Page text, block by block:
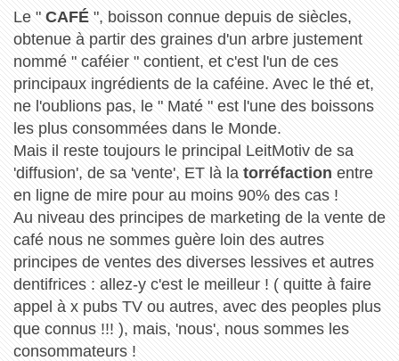
Le " CAFÉ", boisson connue depuis de siècles,
obtenue à partir des graines d'un arbre justement
nommé " caféier " contient, et c'est l'un de ces
principaux ingrédients de la caféine. Avec le thé et,
ne l'oublions pas, le " Maté " est l'une des boissons
les plus consommées dans le Monde.
Mais il reste toujours le principal LeitMotiv de sa
'diffusion', de sa 'vente', ET là la torréfaction entre
en ligne de mire pour au moins 90% des cas !
Au niveau des principes de marketing de la vente de
café nous ne sommes guère loin des autres
principes de ventes des diverses lessives et autres
dentifrices : allez-y c'est le meilleur ! ( quitte à faire
appel à x pubs TV ou autres, avec des peoples plus
que connus !!! ), mais, 'nous', nous sommes les
consommateurs !